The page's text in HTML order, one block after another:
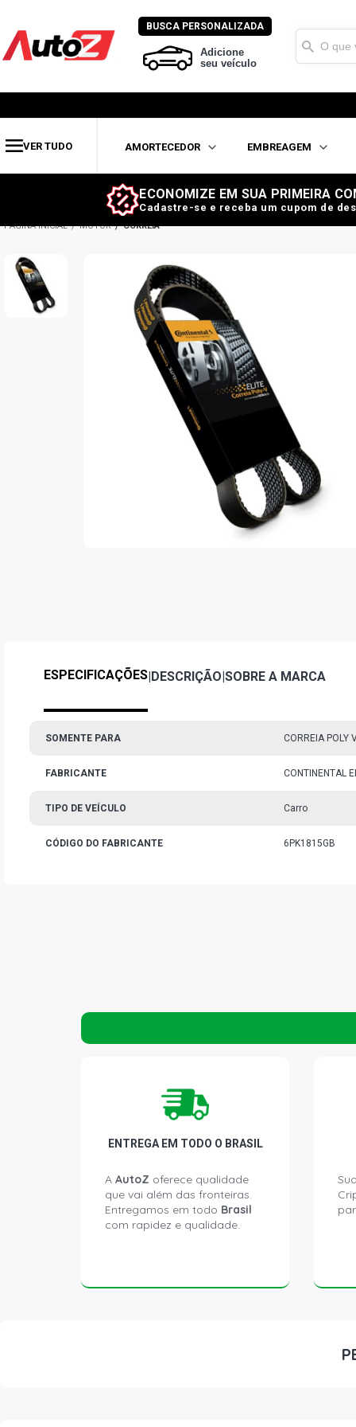
BUSCA PERSONALIZADA
Adicione
seu veículo
VER TUDO AMORTECEDOR EMBREAGEM
ECONOMIZE EM SUA PRIMEIRA
Cadastre-se e receba um cupom de
MOTOR CORREIA
ESPECIFICAÇÕES|DESCRIÇÃO|SOBRE A MARCA
SOMENTE PARA CORREIA POLY
FABRICANTE CONTINENTAL
TIPO DE VEÍCULO Carro
CÓDIGO DO FABRICANTE 6PK1815GB
ENTREGA EM TODO O BRASIL
A AutoZ oferece qualidade
que vai além das fronteiras.
Entregamos em todo Brasil
com rapidez e qualidade.